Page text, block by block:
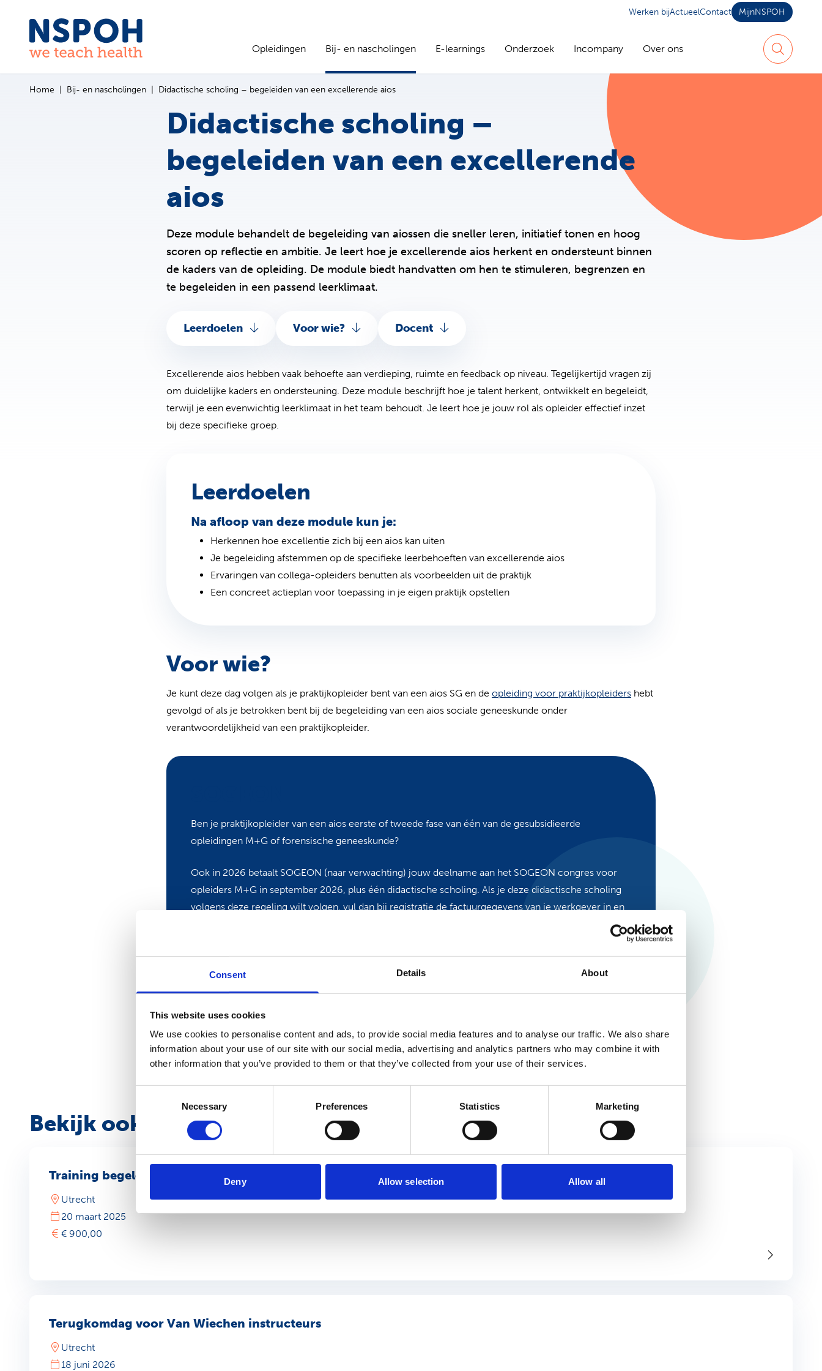
Consent Details About
This website uses cookies
We use cookies to personalise content and ads, to provide social media features and to analyse our traffic. We also share
information about your use of our site with our social media, advertising and analytics partners who may combine it with
other information that you’ve provided to them or that they’ve collected from your use of their services.
Necessary Preferences Statistics Marketing
Deny Allow selection Allow all
Ga naar de inhoud
Werken bijActueelContact MijnNSPOH
Opleidingen Bij- en nascholingen E-learnings Onderzoek Incompany Over ons
Zoeken
Home Bij- en nascholingen Didactische scholing – begeleiden van een excellerende aios
Didactische scholing –
begeleiden van een excellerende
aios
Deze module behandelt de begeleiding van aiossen die sneller leren, initiatief tonen en hoog
scoren op reflectie en ambitie. Je leert hoe je excellerende aios herkent en ondersteunt binnen
de kaders van de opleiding. De module biedt handvatten om hen te stimuleren, begrenzen en
te begeleiden in een passend leerklimaat.
Leerdoelen Voor wie? Docent
Excellerende aios hebben vaak behoefte aan verdieping, ruimte en feedback op niveau. Tegelijkertijd vragen zij
om duidelijke kaders en ondersteuning. Deze module beschrijft hoe je talent herkent, ontwikkelt en begeleidt,
terwijl je een evenwichtig leerklimaat in het team behoudt. Je leert hoe je jouw rol als opleider effectief inzet
bij deze specifieke groep.
Leerdoelen
Na afloop van deze module kun je:
Herkennen hoe excellentie zich bij een aios kan uiten
Je begeleiding afstemmen op de specifieke leerbehoeften van excellerende aios
Ervaringen van collega-opleiders benutten als voorbeelden uit de praktijk
Een concreet actieplan voor toepassing in je eigen praktijk opstellen
Voor wie?
Je kunt deze dag volgen als je praktijkopleider bent van een aios SG en de opleiding voor praktijkopleiders hebt
gevolgd of als je betrokken bent bij de begeleiding van een aios sociale geneeskunde onder
verantwoordelijkheid van een praktijkopleider.
Ben je praktijkopleider van een aios eerste of tweede fase van één van de gesubsidieerde
opleidingen M+G of forensische geneeskunde?
Ook in 2026 betaalt SOGEON (naar verwachting) jouw deelname aan het SOGEON congres voor
opleiders M+G in september 2026, plus één didactische scholing. Als je deze didactische scholing
volgens deze regeling wilt volgen, vul dan bij registratie de factuurgegevens van je werkgever in en
vermeld bij factuurreferentie ‘SOGEON’. Er worden dan geen kosten in rekening gebracht voor jouw
Docent
Drs. Myriam Gijsbers – van Pesch
Zelfstandig trainer en docent, Reflaction.
Bekijk ook
Training begeleidingsvaardigheden voor supervisoren van aios BG
Utrecht
20 maart 2025
€ 900,00
Terugkomdag voor Van Wiechen instructeurs
Utrecht
18 juni 2026